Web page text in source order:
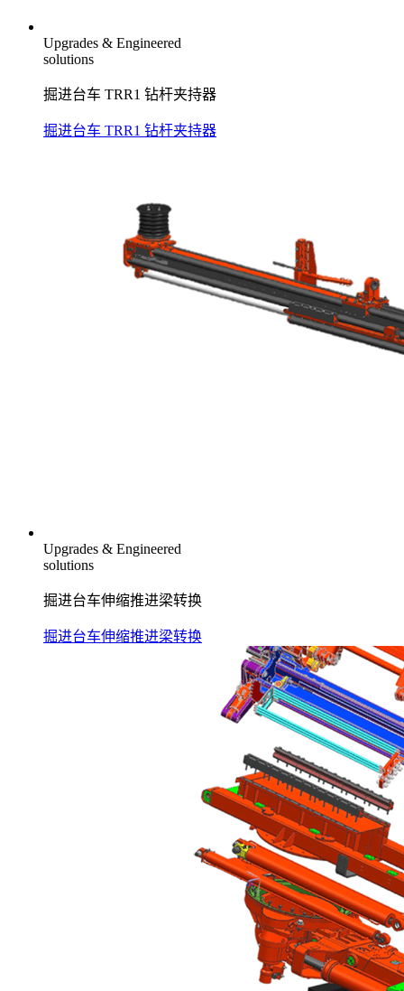
Upgrades & Engineered
solutions
掘进台车 TRR1 钻杆夹持器
掘进台车 TRR1 钻杆夹持器
Upgrades & Engineered
solutions
掘进台车伸缩推进梁转换
掘进台车伸缩推进梁转换